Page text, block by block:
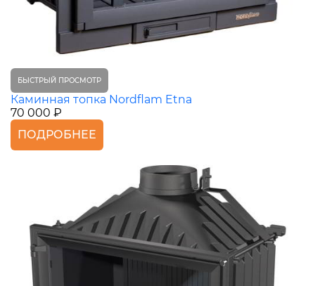
БЫСТРЫЙ ПРОСМОТР
Каминная топка Nordflam Etna
70 000 ₽
ПОДРОБНЕЕ